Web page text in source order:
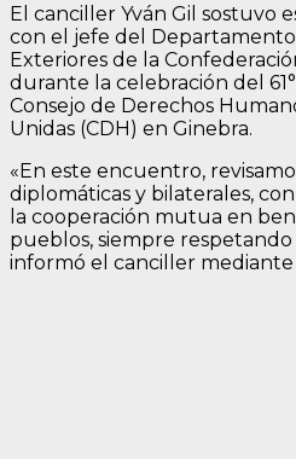
El canciller Yván Gil sostuvo
con el jefe del
Exteriores de la
durante la celebración del
Consejo de Derechos
Unidas (CDH) en Ginebra.
«En este encuentro,
diplomáticas y bilaterales,
la cooperación mutua en
pueblos, siempre respetando
informó el canciller mediante